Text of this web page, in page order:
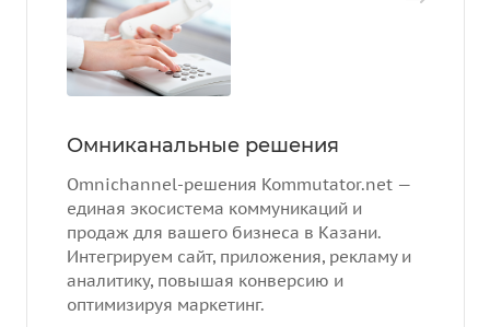
Омниканальные решения
Omnichannel-решения Kommutator.net —
единая экосистема коммуникаций и
продаж для вашего бизнеса в Казани.
Интегрируем сайт, приложения, рекламу и
аналитику, повышая конверсию и
оптимизируя маркетинг.